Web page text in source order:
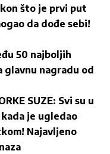
što je prvi put
da dođe sebi!
50 najboljih
nagradu od
SUZE: Svi su u
je ugledao
Najavljeno